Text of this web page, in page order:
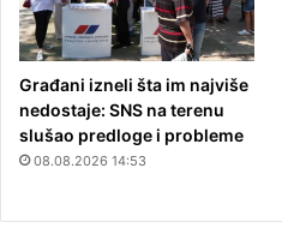
Građani izneli šta im najviše
nedostaje: SNS na terenu
slušao predloge i probleme
08.08.2026 14:53